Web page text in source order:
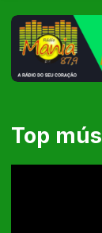
Top